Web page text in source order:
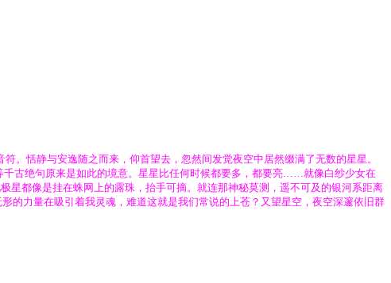
。恬静与安逸随之而来，仰首望去，忽然间发觉夜空中居然缀满了无数的星星。
千古绝句原来是如此的境意。星星比任何时候都要多，都要亮……就像白纱少女在
星都像是挂在蛛网上的露珠，抬手可摘。就连那神秘莫测，遥不可及的银河系距离
的力量在吸引着我灵魂，难道这就是我们常说的上苍？又望星空，夜空深邃依旧群